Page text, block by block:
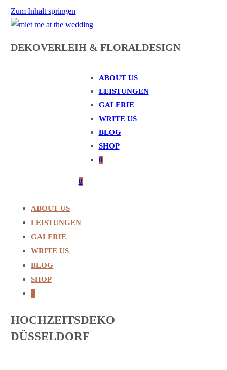
Zum Inhalt springen
DEKOVERLEIH & FLORALDESIGN
ABOUT US
LEISTUNGEN
GALERIE
WRITE US
BLOG
SHOP
0
0
ABOUT US
LEISTUNGEN
GALERIE
WRITE US
BLOG
SHOP
HOCHZEITSDEKO
DÜSSELDORF